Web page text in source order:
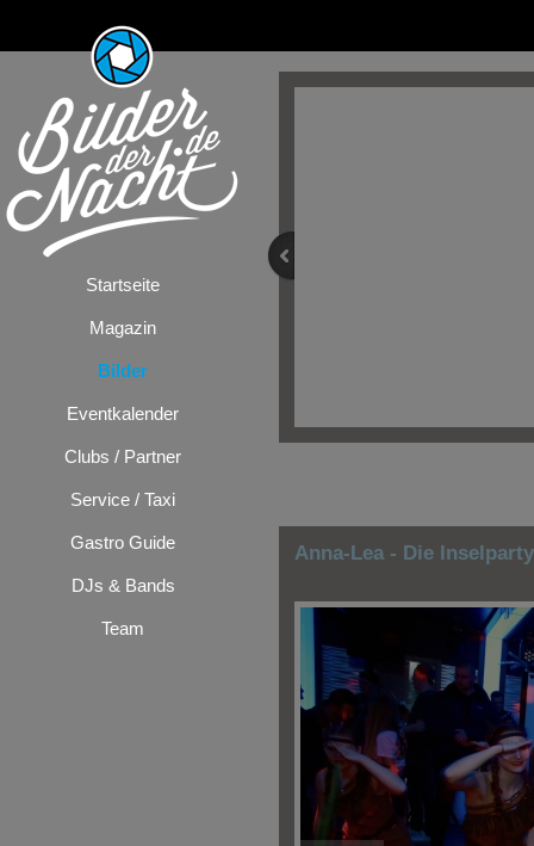
Startseite
Magazin
Bilder
Eventkalender
Clubs / Partner
Service / Taxi
Gastro Guide
DJs & Bands
Team
Anna-Lea - Die